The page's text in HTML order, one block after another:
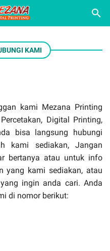
KAMI
kami Mezana Printing
Digital Printing,
bisa langsung hubungi
kami sediakan, Jangan
bertanya atau untuk info
yang kami sediakan, atau
ingin anda cari. Anda
di nomor berikut: